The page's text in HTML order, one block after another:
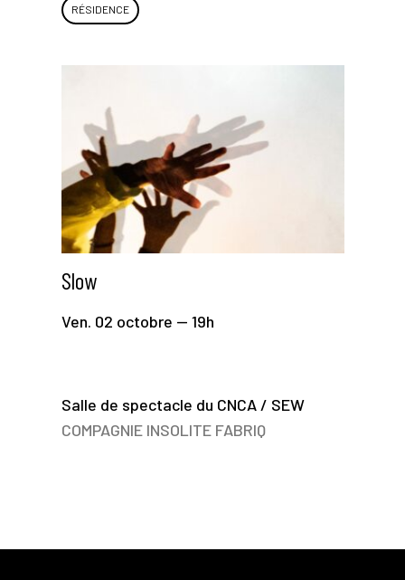
RÉSIDENCE
Slow
Ven. 02 octobre — 19h
Salle de spectacle du CNCA / SEW
COMPAGNIE INSOLITE FABRIQ